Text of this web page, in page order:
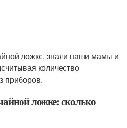
ложке, знали наши мамы и
количество
приборов.
ложке: сколько